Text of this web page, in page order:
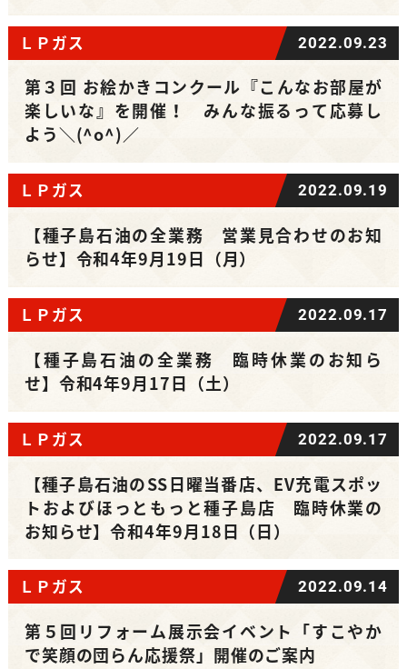
ＬＰガス 2022.09.23
第３回 お絵かきコンクール『こんなお部屋が
楽しいな』を開催！ みんな振るって応募し
よう＼(^o^)／
ＬＰガス 2022.09.19
【種子島石油の全業務 営業見合わせのお知
らせ】令和4年9月19日（月）
ＬＰガス 2022.09.17
【種子島石油の全業務 臨時休業のお知ら
せ】令和4年9月17日（土）
ＬＰガス 2022.09.17
【種子島石油のSS日曜当番店、EV充電スポッ
トおよびほっともっと種子島店 臨時休業の
お知らせ】令和4年9月18日（日）
ＬＰガス 2022.09.14
第５回リフォーム展示会イベント「すこやか
で笑顔の団らん応援祭」開催のご案内